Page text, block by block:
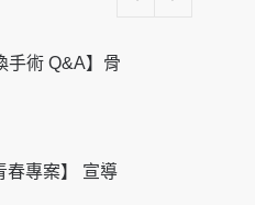
手術 Q&A】骨
春專案】 宣導